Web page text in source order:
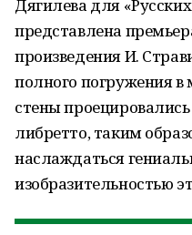
Дягилева для
представлена
произведения И.
полного погружения в
стены
либретто, таким
наслаждаться
изобразительностью